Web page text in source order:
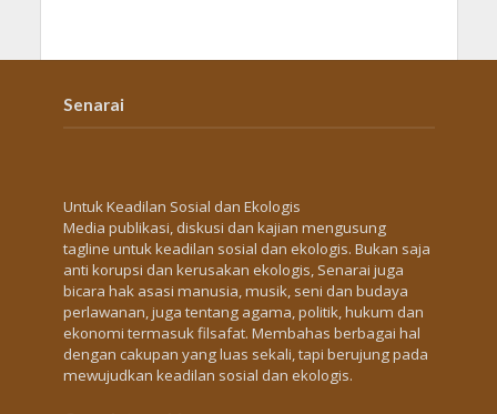
Senarai
Untuk Keadilan Sosial dan Ekologis
Media publikasi, diskusi dan kajian mengusung
tagline untuk keadilan sosial dan ekologis. Bukan saja
anti korupsi dan kerusakan ekologis, Senarai juga
bicara hak asasi manusia, musik, seni dan budaya
perlawanan, juga tentang agama, politik, hukum dan
ekonomi termasuk filsafat. Membahas berbagai hal
dengan cakupan yang luas sekali, tapi berujung pada
mewujudkan keadilan sosial dan ekologis.